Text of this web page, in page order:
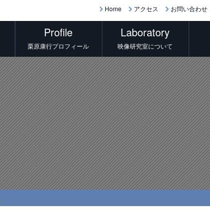
Home アクセス お問い合わせ
Profile
栗原康行プロフィール
Laboratory
映像研究室について